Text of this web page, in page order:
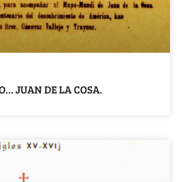
JUAN DE LA COSA.